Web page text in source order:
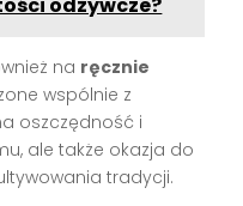
na ręcznie
wspólnie z
oszczędność i
ale także okazja do
tradycji.